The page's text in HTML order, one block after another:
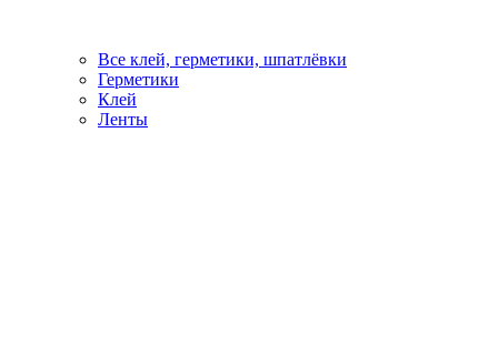
Все клей, герметики, шпатлёвки
Герметики
Клей
Ленты